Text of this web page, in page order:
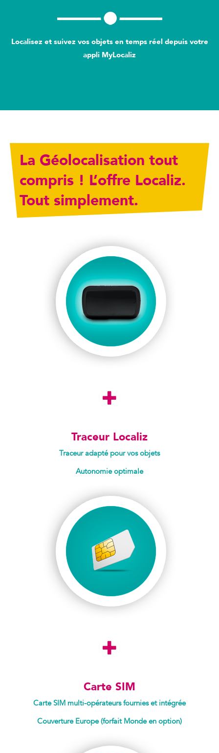
Localisez et suivez vos objets en temps réel depuis votre
appli MyLocaliz
La Géolocalisation tout
compris ! L’offre Localiz.
Tout simplement.
Traceur Localiz
Traceuradapté pour vos objets
Autonomie optimale
Carte SIM
Carte SIM multi-opérateurs fournies et intégrée
Couverture Europe (forfait Monde en option)